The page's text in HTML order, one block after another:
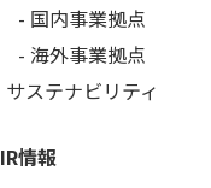
国内事業拠点
海外事業拠点
サステナビリティ
IR情報